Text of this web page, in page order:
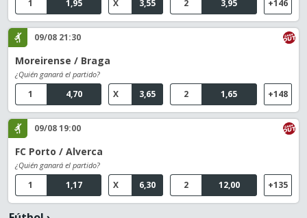
1,95
1 3,55
X 3,95
2 +146
09/08 21:30
Moreirense / Braga
¿Quién ganará el partido?
4,70
1 3,65
X 1,65
2 +148
09/08 19:00
FC Porto / Alverca
¿Quién ganará el partido?
1,17
1 6,30
X 12,00
2 +135